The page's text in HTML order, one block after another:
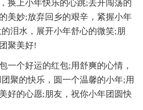
换上小年快乐的心跳;丢开闯荡的
美妙;放弃回乡的艰辛，紧握小年
泪水，展开小年舒心的微笑;朋
聚美好!
一个好运的红包;用舒爽的心情，
聚的快乐，圆一个温馨的小年;用
好的心愿;朋友，祝你小年团圆快